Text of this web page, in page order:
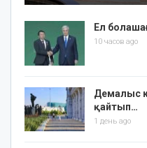
Ел
10 часов ago
Демалыс
қайтып…
1 день ago